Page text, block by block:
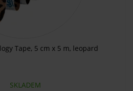
Tape, 5 cm x 5 m, leopard
SKLADEM